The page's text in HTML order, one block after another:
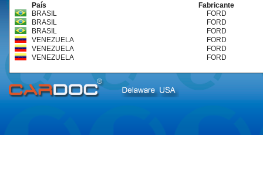
País
Fabricante
BRASIL
FORD
BRASIL
FORD
BRASIL
FORD
VENEZUELA
FORD
VENEZUELA
FORD
VENEZUELA
FORD